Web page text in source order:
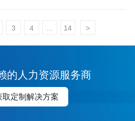
3 4 ... 14 >
的人力资源服务商
取定制解决方案